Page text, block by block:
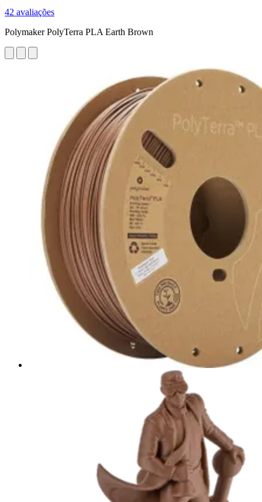
42 avaliações
Polymaker PolyTerra PLA Earth Brown